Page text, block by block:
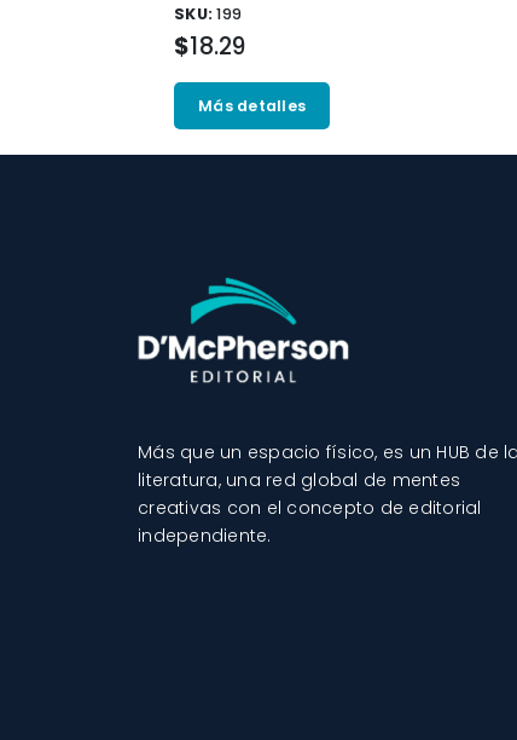
SKU:199
$18.29
Más detalles
Más que un espacio físico, es un HUB de la
literatura, una red global de mentes
creativas con el concepto de editorial
independiente.